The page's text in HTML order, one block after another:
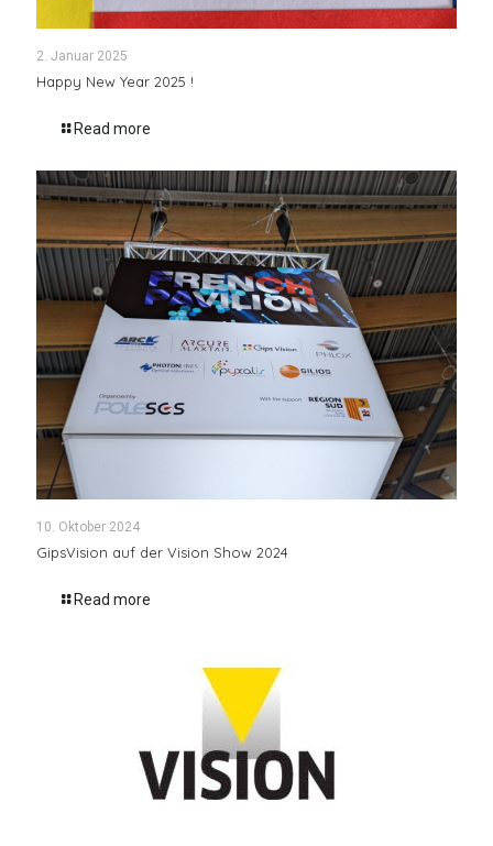
2. Januar 2025
Happy New Year 2025 !
Read more
10. Oktober 2024
GipsVision auf der Vision Show 2024
Read more